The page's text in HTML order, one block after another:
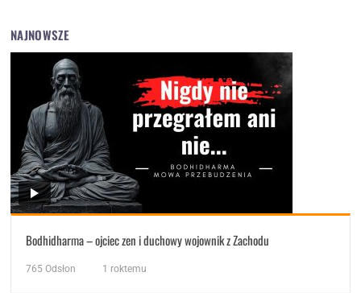
NAJNOWSZE
Bodhidharma – ojciec zen i duchowy wojownik z Zachodu
765 Odsłon 1 roktemu